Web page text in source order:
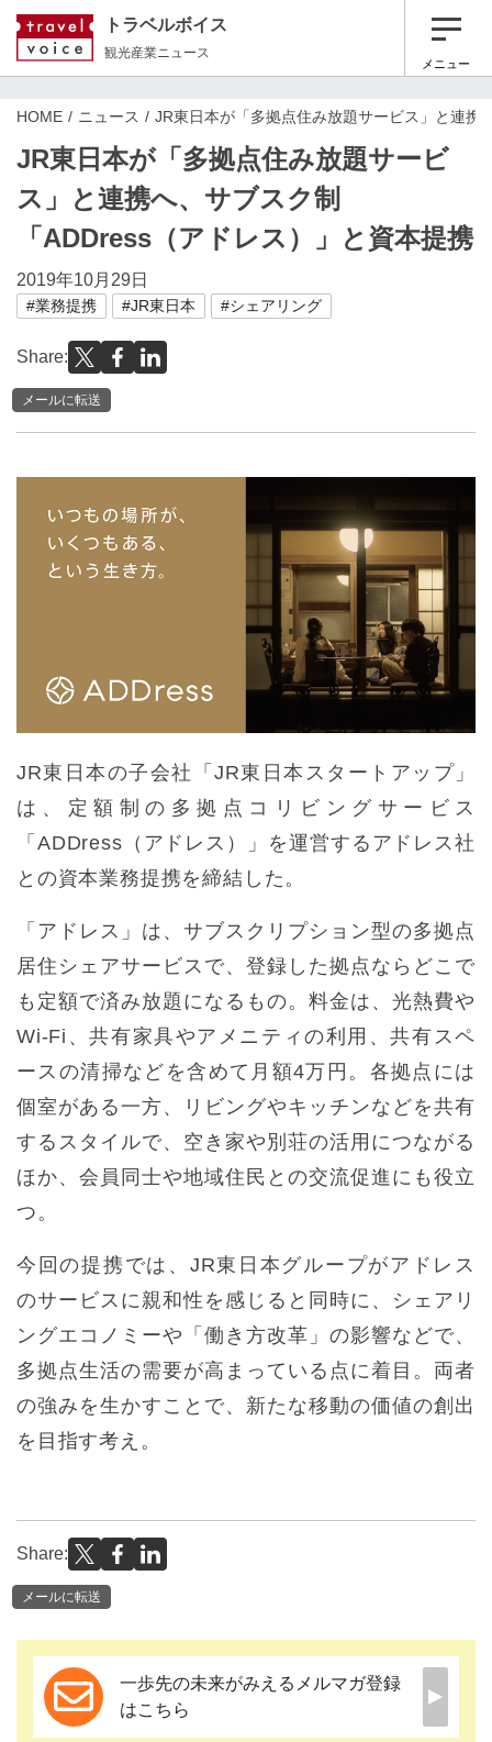
トラベルボイス
観光産業ニュース
メニュー
HOME ニュース JR東日本が「多拠点住み放題サービス」と連携
JR東日本が「多拠点住み放題サービ
ス」と連携へ、サブスク制
「ADDress（アドレス）」と資本提携
2019年10月29日
#業務提携 #JR東日本 #シェアリング
Share:
メールに転送
JR東日本の子会社「JR東日本スタートアップ」
は、定額制の多拠点コリビングサービス
「ADDress（アドレス）」を運営するアドレス社
との資本業務提携を締結した。
「アドレス」は、サブスクリプション型の多拠点
居住シェアサービスで、登録した拠点ならどこで
も定額で済み放題になるもの。料金は、光熱費や
Wi-Fi、共有家具やアメニティの利用、共有スペ
ースの清掃などを含めて月額4万円。各拠点には
個室がある一方、リビングやキッチンなどを共有
するスタイルで、空き家や別荘の活用につながる
ほか、会員同士や地域住民との交流促進にも役立
つ。
今回の提携では、JR東日本グループがアドレス
のサービスに親和性を感じると同時に、シェアリ
ングエコノミーや「働き方改革」の影響などで、
多拠点生活の需要が高まっている点に着目。両者
の強みを生かすことで、新たな移動の価値の創出
を目指す考え。
Share:
メールに転送
一歩先の未来がみえるメルマガ登録
はこちら